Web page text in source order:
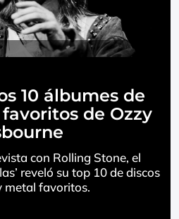
10 álbumes de
de Ozzy
con Rolling Stone, el
reveló su top 10 de discos
metal favoritos.